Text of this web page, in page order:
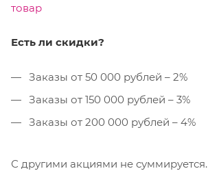
товар
Есть ли скидки?
Заказы от 50 000 рублей – 2%
Заказы от 150 000 рублей – 3%
Заказы от 200 000 рублей – 4%
С другими акциями не суммируется.